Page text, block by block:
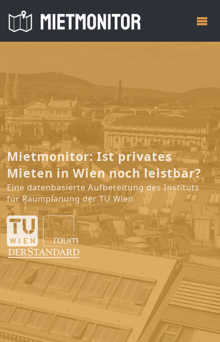
Mietmonitor: Ist privates
Mieten in Wien noch leistbar?
Eine datenbasierte Aufbereitung des Instituts
für Raumplanung der TU Wien